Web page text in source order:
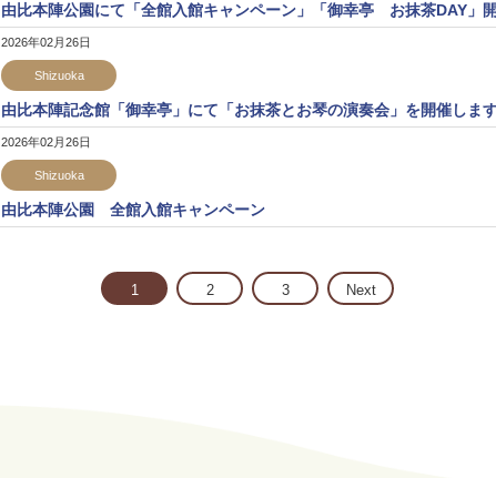
由比本陣公園にて「全館入館キャンペーン」「御幸亭 お抹茶DAY」開
2026年02月26日
Shizuoka
由比本陣記念館「御幸亭」にて「お抹茶とお琴の演奏会」を開催しま
2026年02月26日
Shizuoka
由比本陣公園 全館入館キャンペーン
1 2 3 Next